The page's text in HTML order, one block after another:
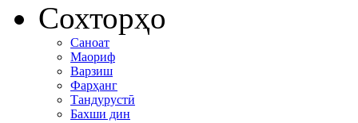
Сохторҳо
Саноат
Маориф
Варзиш
Фарҳанг
Тандурустӣ
Бахши дин